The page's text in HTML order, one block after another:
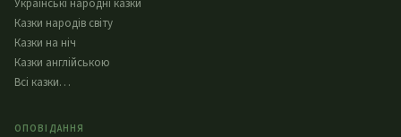
Українські народні казки
Казки народів світу
Казки на ніч
Казки англійською
Всі казки…
ОПОВІДАННЯ